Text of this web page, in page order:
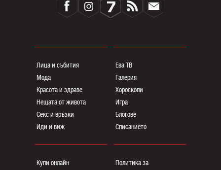
Лица и събития
Мода
Красота и здраве
Нещата от живота
Секс и връзки
Иди и виж
Ева ТВ
Галерия
Хороскопи
Игра
Блогoве
Списанието
Купи онлайн
Политика за